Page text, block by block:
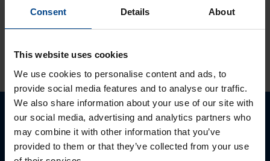
Consent Details About
This website uses cookies
We use cookies to personalise content and ads, to
provide social media features and to analyse our traffic.
We also share information about your use of our site with
our social media, advertising and analytics partners who
may combine it with other information that you’ve
provided to them or that they’ve collected from your use
KATSO LISÄÄ ARTIKKELEITA
Ota yhteyttä!
Autamme mielellämme, jotta löydämme sinulle